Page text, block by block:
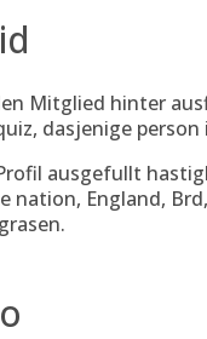
Mitglied hinter
dasjenige
ausgefullt
nation, England,